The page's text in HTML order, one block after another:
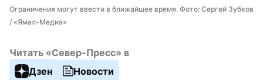
Ограничения могут ввести в ближайшее время. Фото: Сергей Зубков
/ «Ямал-Медиа»
Читать «Север-Пресс» в
Дзен
Новости